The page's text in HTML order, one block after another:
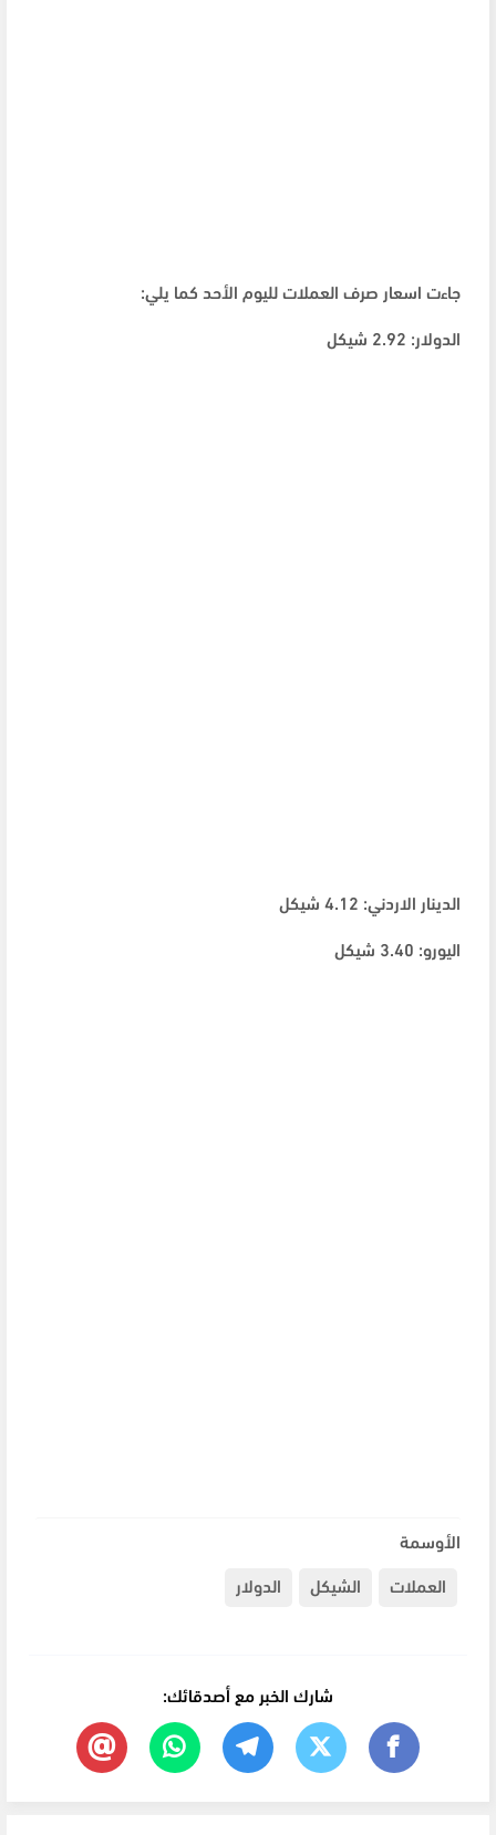
جاءت اسعار صرف العملات لليوم الأحد كما يلي:
الدولار: 2.92 شيكل
الدينار الاردني: 4.12 شيكل
اليورو: 3.40 شيكل
الأوسمة
العملات
الشيكل الدولار
شارك الخبر مع أصدقائك: